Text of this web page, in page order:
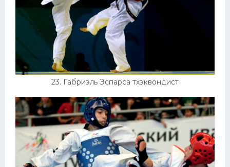
23. Габриэль Эспарса тхэквондист